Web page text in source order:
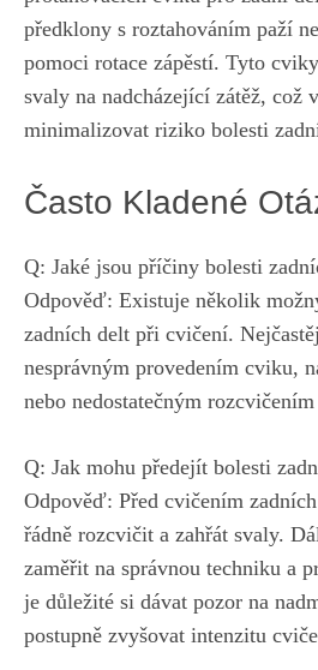
předklony s roztahováním paží
pomoci rotace zápěstí. Tyto
svaly na nadcházející zátěž, což
minimalizovat riziko bolesti
Často Kladené
Q: Jaké jsou příčiny bolesti
Odpověď: Existuje několik
zadních delt při cvičení.
nesprávným provedením cviku,
nebo nedostatečným
Q: Jak mohu předejít bolesti
Odpověď: Před cvičením
řádně rozcvičit a zahřát svaly.
zaměřit na správnou techniku a
je důležité si dávat pozor na
postupně zvyšovat intenzitu